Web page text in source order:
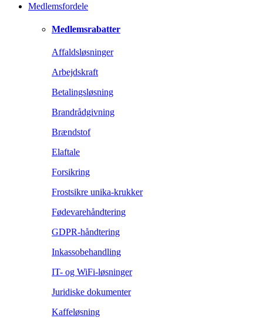
Medlemsfordele
Medlemsrabatter
Affaldsløsninger
Arbejdskraft
Betalingsløsning
Brandrådgivning
Brændstof
Elaftale
Forsikring
Frostsikre unika-krukker
Fødevarehåndtering
GDPR-håndtering
Inkassobehandling
IT- og WiFi-løsninger
Juridiske dokumenter
Kaffeløsning